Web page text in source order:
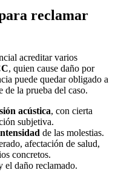
reclamar
acreditar varios
, quien cause daño por
puede quedar obligado a
de la prueba del caso.
acústica, con cierta
subjetiva.
de las molestias.
afectación de salud,
concretos.
el daño reclamado.